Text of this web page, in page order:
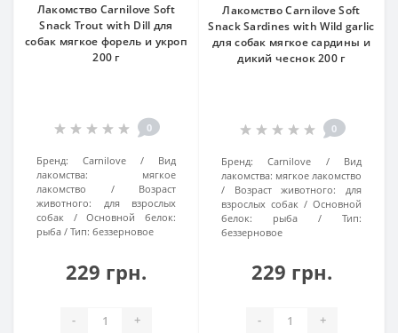
Лакомство Carnilove Soft
Snack Trout with Dill для
собак мягкое форель и укроп
200 г
0
Бренд: Carnilove
Вид
лакомства:
мягкое
лакомство
Возраст
животного:
для взрослых
собак
Основной белок:
рыба
Тип: беззерновое
229 грн.
- +
Лакомство Carnilove Soft
Snack Sardines with Wild garlic
для собак мягкое сардины и
дикий чеснок 200 г
0
Бренд: Carnilove
Вид
лакомства: мягкое лакомство
Возраст животного:
для
взрослых собак
Основной
белок:
рыба
Тип:
беззерновое
229 грн.
- +